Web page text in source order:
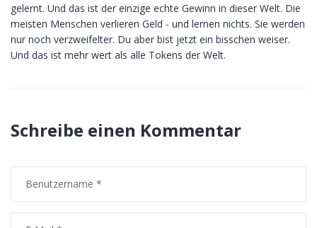
gelernt. Und das ist der einzige echte Gewinn in dieser Welt. Die
meisten Menschen verlieren Geld - und lernen nichts. Sie werden
nur noch verzweifelter. Du aber bist jetzt ein bisschen weiser.
Und das ist mehr wert als alle Tokens der Welt.
Schreibe einen Kommentar